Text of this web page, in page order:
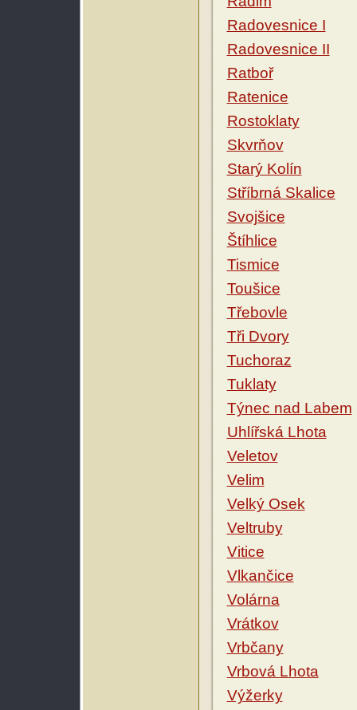
Radovesnice I
Radovesnice II
Ratboř
Ratenice
Rostoklaty
Skvrňov
Starý Kolín
Stříbrná Skalice
Svojšice
Štíhlice
Tismice
Toušice
Třebovle
Tři Dvory
Tuchoraz
Tuklaty
Týnec nad Labem
Uhlířská Lhota
Veletov
Velim
Velký Osek
Veltruby
Vitice
Vlkančice
Volárna
Vrátkov
Vrbčany
Vrbová Lhota
Výžerky